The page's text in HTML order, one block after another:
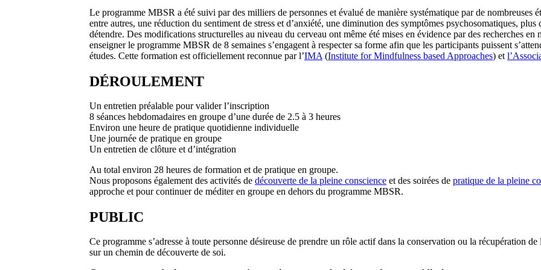
Le programme MBSR a été suivi par des milliers de personnes et évalué de manière systématique par de nombreuses
entre autres, une réduction du sentiment de stress et d’anxiété, une diminution des symptômes psychosomatiques,
détendre. Des modifications structurelles au niveau du cerveau ont même été mises en évidence par des recherches en
enseigner le programme MBSR de 8 semaines s’engagent à respecter sa forme afin que les participants puissent
études. Cette formation est officiellement reconnue par l’IMA (Institute for Mindfulness based Approaches) et
DÉROULEMENT
Un entretien préalable pour valider l’inscription
8 séances hebdomadaires en groupe d’une durée de 2.5 à 3 heures
Environ une heure de pratique quotidienne individuelle
Une journée de pratique en groupe
Un entretien de clôture et d’intégration
Au total environ 28 heures de formation et de pratique en groupe.
Nous proposons également des activités de découverte de la pleine conscience et des soirées de pratique de la pleine
approche et pour continuer de méditer en groupe en dehors du programme MBSR.
PUBLIC
Ce programme s’adresse à toute personne désireuse de prendre un rôle actif dans la conservation ou la récupération
sur un chemin de découverte de soi.